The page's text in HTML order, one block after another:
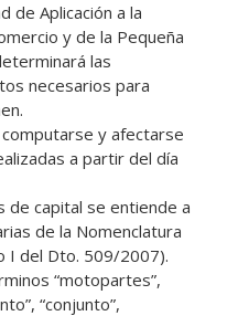
de Aplicación a la
y de la Pequeña
las
necesarios para
y afectarse
a partir del día
de capital se entiende a
de la Nomenclatura
I del Dto. 509/2007).
“motopartes”,
“conjunto”,